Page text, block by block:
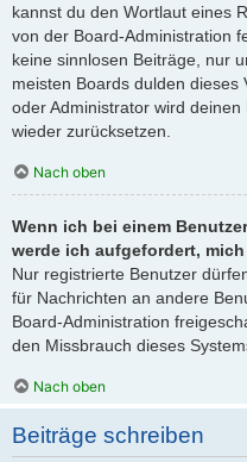
kannst du den Wortlaut eines
von der Board-Administration
keine sinnlosen Beiträge, nur
meisten Boards dulden
oder Administrator wird
wieder zurücksetzen.
Nach oben
Wenn ich bei einem
werde ich aufgefordert,
Nur registrierte Benutzer
für Nachrichten an andere
Board-Administration
den Missbrauch dieses
Nach oben
Beiträge schreiben